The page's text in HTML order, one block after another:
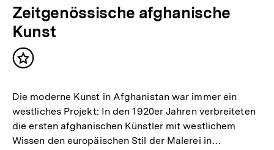
Zeitgenössische afghanische
Kunst
Inhalt
Die moderne Kunst in Afghanistan war immer ein
westliches Projekt: In den 1920er Jahren verbreiteten
die ersten afghanischen Künstler mit westlichem
Wissen den europäischen Stil der Malerei in…